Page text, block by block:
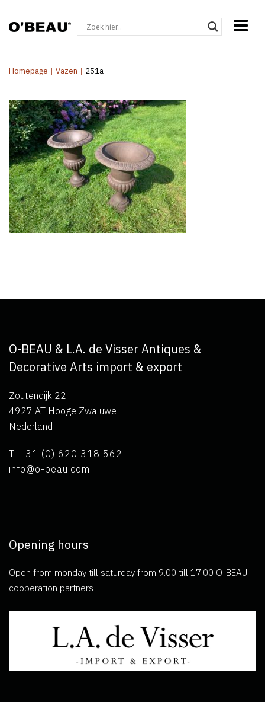
Homepage | Vazen | 251a
O-BEAU & L.A. de Visser Antiques &
Decorative Arts import & export
Zoutendijk 22
4927 AT Hooge Zwaluwe
Nederland
T: +31 (0) 620 318 562
info@o-beau.com
Opening hours
Open from monday till saturday from 9.00 till 17.00 O-BEAU
cooperation partners